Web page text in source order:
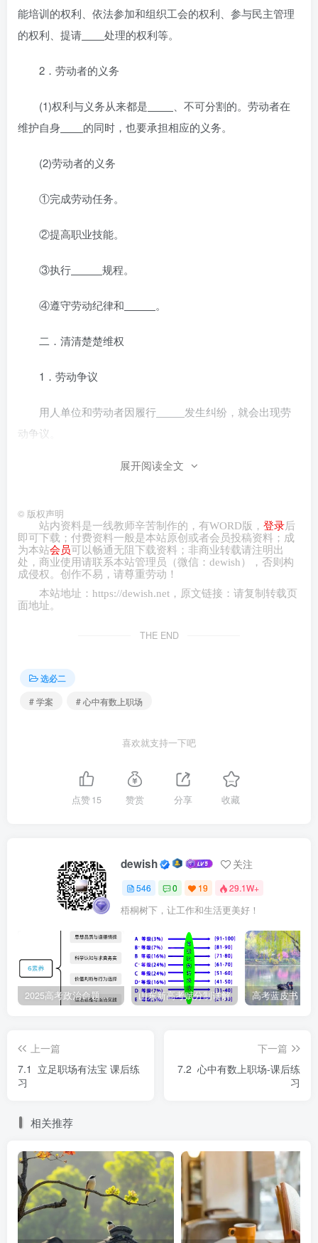
能培训的权利、依法参加和组织工会的权利、参与民主管理
的权利、提请
处理的权利等。
2．劳动者的义务
(1)权利与义务从来都是
、不可分割的。劳动者在
维护自身
的同时，也要承担相应的义务。
(2)劳动者的义务
①完成劳动任务。
②提高职业技能。
③执行 规程。
④遵守劳动纪律和 。
二．清清楚楚维权
1．劳动争议
用人单位和劳动者因履行
发生纠纷，就会出现劳
动争议。
2．劳动争议的解决方式
协商，也可以请工会或者第三方共同与用人单位协
商，达成和解协议；当事人不愿协商、协商不成或者达成和
解协议后不履行的，可以依法申请调解、仲裁和提起诉讼。
(1)协商解决
劳动者与用人单位发生劳动争议后，在
协议。
①当事人也可以向本单位劳动争议调解委员会等调解组
织申请调解。在劳动者与用人单位互谅互让的前提下，按
的原则达成调解协议，签订调解协议书。
(3)劳动仲裁
②如果当事人不愿意协商或调解、协商或调解不成、当
事人达成和解或调解协议后不履行，都可以从当事人知道或
会提出书面仲裁申请，由仲裁委员会依法作出具有
的
裁决。
序，当事人不得直接向人民法院提起诉讼。
(4)劳动争议诉讼
①劳动争议仲裁委员会对当事人的仲裁申请
的，
申请人可以向人民法院提起诉讼。
展开阅读全文
© 版权声明
站内资料是一线教师辛苦制作的，有WORD版， 登录后
即可下载；付费资料一般是本站原创或者会员投稿资料；成
为本站会员可以畅通无阻下载资料；非商业转载请注明出
处，商业使用请联系本站管理员（微信： dewish ），否则构
成侵权。创作不易，请尊重劳动！
本站地址： https://dewish.net ，原文链接：请复制转载页
面地址。
THE END
选必二
# 学案
# 心中有数上职场
喜欢就支持一下吧
点赞15 赞赏 分享 收藏
dewish 关注
546 0 19 29.1W+
梧桐树下，让工作和生活更美好！
2025高考政治命题纲要解读 山东新高考赋分制详解
上一篇
7.1 立足职场有法宝 课后练
习
下一篇
7.2 心中有数上职场-课后练
习
相关推荐